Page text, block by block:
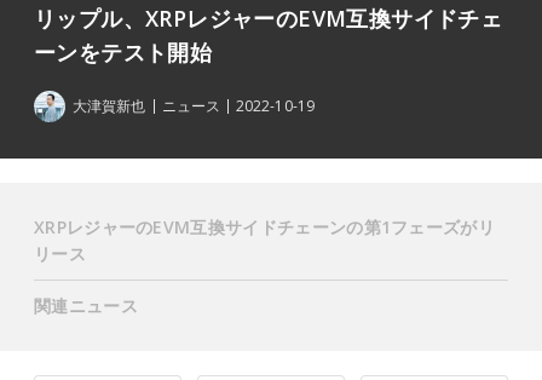
リップル、XRPレジャーのEVM互換サイドチェ
ーンをテスト開始
大津賀新也 ニュース 2022-10-19
XRPレジャーのEVM互換サイドチェーンの第1フェーズがリ
リース
関連ニュース